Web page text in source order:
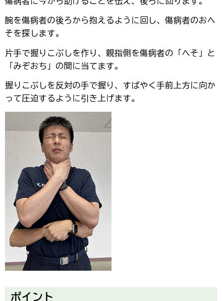
腕を傷病者の後ろから抱えるように回し、傷病者のおへ
そを探します。
片手で握りこぶしを作り、親指側を傷病者の「へそ」と
「みぞおち」の間に当てます。
握りこぶしを反対の手で握り、すばやく手前上方に向か
って圧迫するように引き上げます。
ポイント